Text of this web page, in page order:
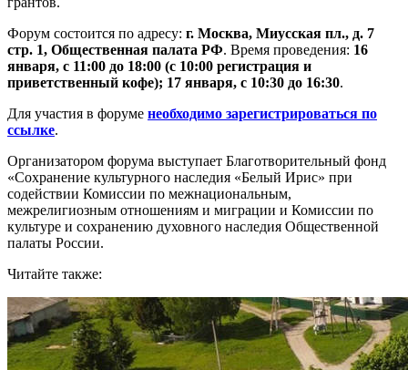
Форум состоится по адресу: г. Москва, Миусская пл., д. 7
стр. 1, Общественная палата РФ. Время проведения: 16
января, с 11:00 до 18:00 (с 10:00 регистрация и
приветственный кофе); 17 января, с 10:30 до 16:30.
Для участия в форуме необходимо зарегистрироваться по
ссылке.
Организатором форума выступает Благотворительный фонд
«Сохранение культурного наследия «Белый Ирис» при
содействии Комиссии по межнациональным,
межрелигиозным отношениям и миграции и Комиссии по
культуре и сохранению духовного наследия Общественной
палаты России.
Читайте также: